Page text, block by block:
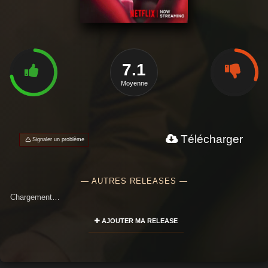
7.1
Moyenne
Signaler un problème Télécharger
— AUTRES RELEASES —
Chargement…
AJOUTER MA RELEASE